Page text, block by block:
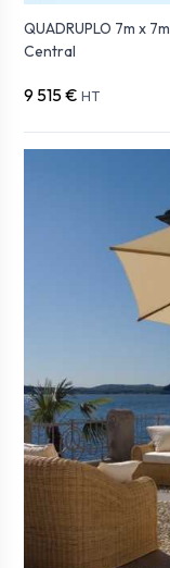
QUADRUPLO 7m x
Central
9 515 € HT